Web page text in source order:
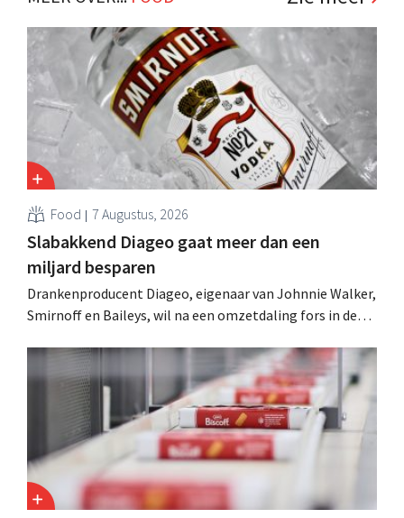
Food 7 Augustus, 2026
Slabakkend Diageo gaat meer dan een
miljard besparen
Drankenproducent Diageo, eigenaar van Johnnie Walker,
Smirnoff en Baileys, wil na een omzetdaling fors in de
andere Guiness en voorgemixte cocktails.